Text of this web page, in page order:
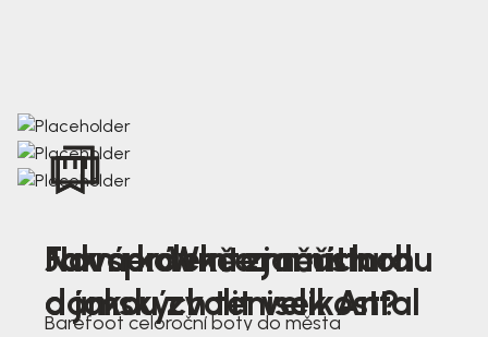
Nová kolekce jarních
dámských tenisek Antal
Jak správně změřit nohu
a jakou zvolit velikost?
Farmer Winter mustard
Barefoot celoroční boty do města